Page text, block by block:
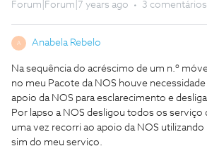
Forum|Forum|7 years ago 3 comentários
A Anabela Rebelo
Na sequência do acréscimo de um n.º
no meu Pacote da NOS houve
apoio da NOS para esclarecimento e
Por lapso a NOS desligou todos os serviço
uma vez recorri ao apoio da NOS
sim do meu serviço.